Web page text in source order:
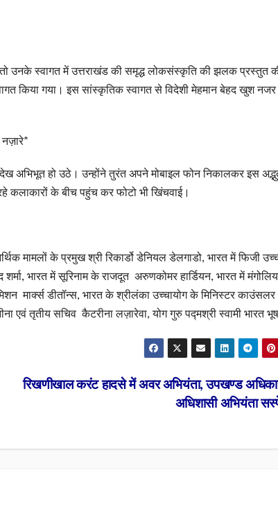
उनके स्वागत में उत्तराखंड की समृद्ध लोकसंस्कृति की झलक प्रस्तुत
किया गया। इस सांस्कृतिक स्वागत से विदेशी मेहमान बेहद खुश
अभिभूत हो उठे। उन्होंने तुरंत अपने मोबाइल फोन निकालकर इस
कलाकारों के बीच पहुंच कर फोटो भी खिंचवाई।
मामलों के प्रमुख श्री रिकार्डो डेनियल डेलगाडो, भारत में फिजी
भारत में सूरिनाम के राजदूत अरुणकोमर हार्डियन, भारत में
मार्क्स डीतॉन्स, भारत के श्रीलंका उच्चायोग के मिनिस्टर काउंसलर
एवं तृतीय सचिव कैटरीना लज़ारेवा, योग गुरु पद्मश्री स्वामी भारत
रिखणीखाल करंट हादसे में अवर अभियंता, उपखण्ड
अधिशासी अभियंता